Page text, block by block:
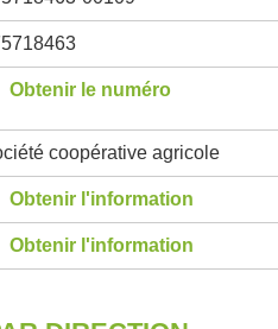
Obtenir le numéro
coopérative agricole
Obtenir l'information
Obtenir l'information